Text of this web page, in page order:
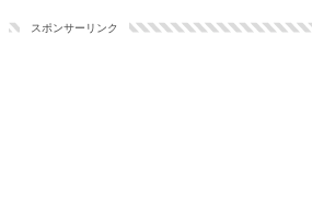
スポンサーリンク